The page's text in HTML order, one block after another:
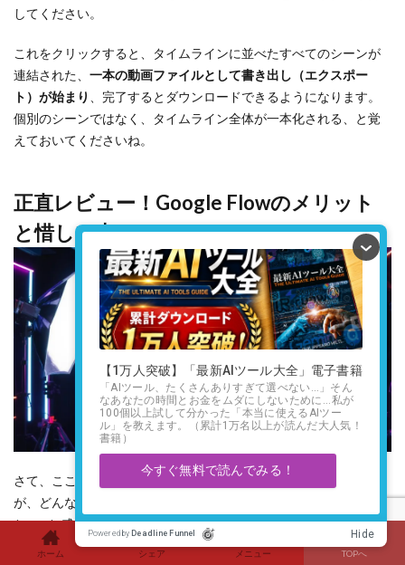
してください。
これをクリックすると、タイムラインに並べたすべてのシーンが
連結された、 一本の動画ファイルとして書き出し（エクスポー
ト）が始まり
、完了するとダウンロードできるようになります。
個別のシーンではなく、タイムライン全体が一本化される、と覚
えておいてくださいね。
正直レビュー！Google Flowのメリット
と惜しい点
さて、ここまでFlowの魅力や使い方についてお話してきました
が、どんなツールにも良い面と、そして「うーん、ここはちょっ
と…」と感じる面があるものです。
ホーム シェア メニュー TOPへ